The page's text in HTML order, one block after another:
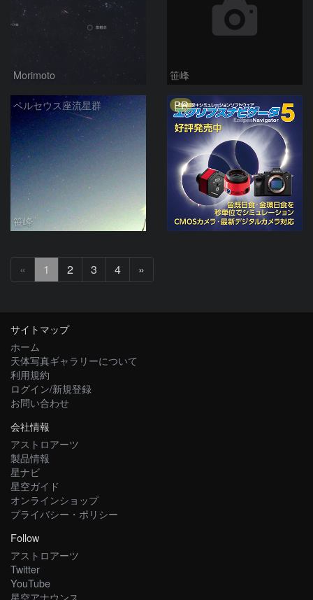
Morimoto 笹峰
ペルセウス座流星群
笹峰
PR
« 1 2 3 4 »
へ
サイトマップ
ホーム
天体写真ギャラリーについて
利用規約
ログイン/新規登録
お問い合わせ
会社情報
アストロアーツ
製品情報
星ナビ
星空ガイド
オンラインショップ
プライバシー・ポリシー
Follow
アストロアーツ
Twitter
YouTube
星空アナウンス